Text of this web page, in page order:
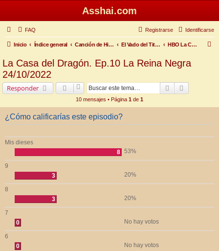
Asshai.com
FAQ Identificarse
Registrarse
Inicio Índice general Canción de Hielo y Fuego El Vado del Titiritero HBO La Casa del Dragón Temporada 1
La Casa del Dragón. Ep.10 La Reina Negra
24/10/2022
Responder Buscar
10 mensajes • Página 1 de 1
¿Cómo calificarías este episodio?
Mis dieses
8 53%
9
3
20%
8
3
20%
7
0
No hay votos
6
0
No hay votos